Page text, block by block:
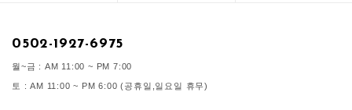
0502-1927-6975
월~금 : AM 11:00 ~ PM 7:00
토 : AM 11:00 ~ PM 6:00 (공휴일,일요일 휴무)